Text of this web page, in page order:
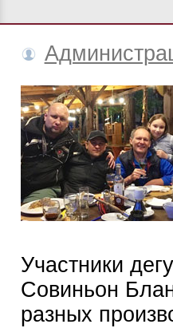
Участники
Совиньон
разных